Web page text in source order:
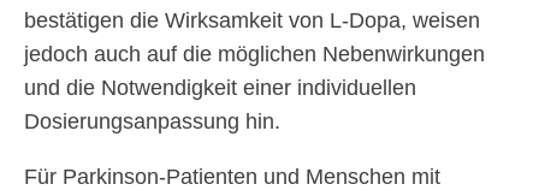
bestätigen die Wirksamkeit von L-Dopa, weisen
jedoch auch auf die möglichen Nebenwirkungen
und die Notwendigkeit einer individuellen
Dosierungsanpassung hin.
Für Parkinson-Patienten und Menschen mit